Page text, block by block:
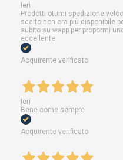
Ieri
Prodotti ottimi spedizione
scelto non era più disponibile
subito su wapp per propormi
eccellente
Acquirente verificato
Ieri
Bene come sempre
Acquirente verificato